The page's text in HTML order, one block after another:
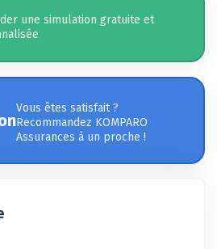
une simulation gratuite et
Vous êtes satisfait ?
Recommandez KOMPARO
Assurances à un proche !